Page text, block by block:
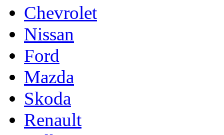
Chevrolet
Nissan
Ford
Mazda
Skoda
Renault